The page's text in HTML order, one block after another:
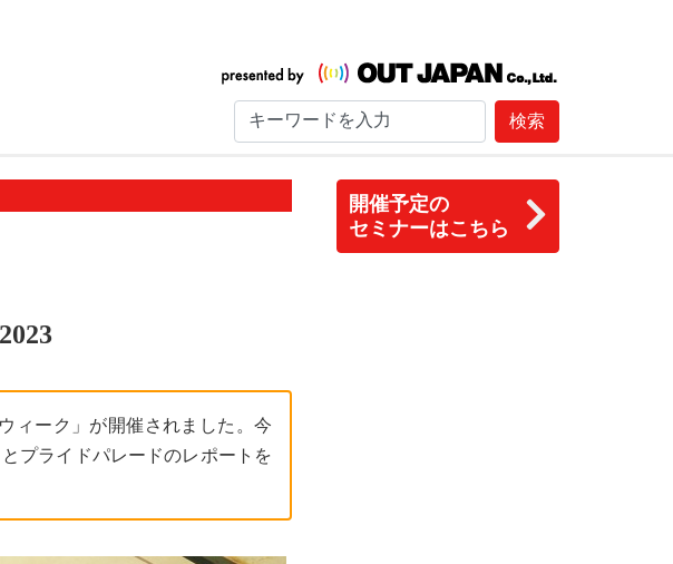
検索
開催予定の
セミナーはこちら
ィーク」が開催されました。今
プライドパレードのレポートを